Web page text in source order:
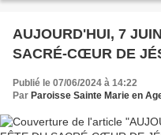
AUJOURD'HUI, 7
SACRÉ-CŒUR DE
Publié le 07/06/2024 à 14:22
Par Paroisse Sainte Marie en